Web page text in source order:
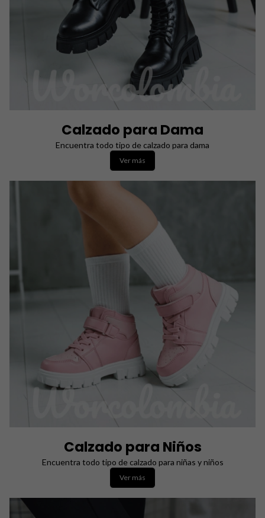
Calzado para Dama
Encuentra todo tipo de calzado para dama
Ver más
Calzado para Niños
Encuentra todo tipo de calzado para niñas y niños
Ver más